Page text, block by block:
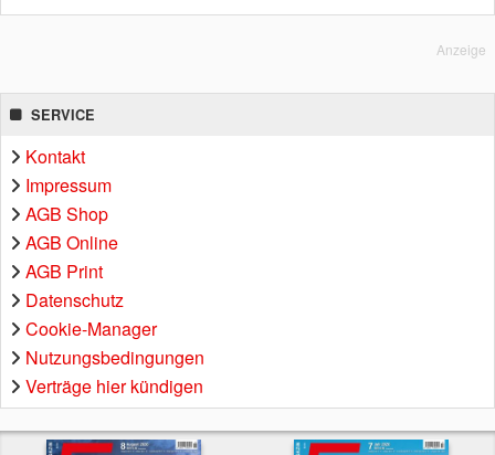
Anzeige
SERVICE
Kontakt
Impressum
AGB Shop
AGB Online
AGB Print
Datenschutz
Cookie-Manager
Nutzungsbedingungen
Verträge hier kündigen